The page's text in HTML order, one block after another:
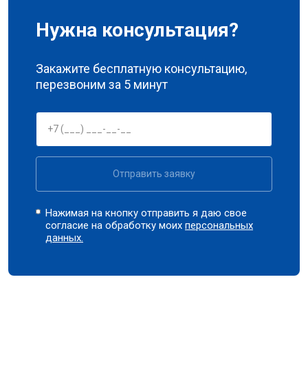
Нужна консультация?
Закажите бесплатную консультацию,
перезвоним за 5 минут
Отправить заявку
Нажимая на кнопку отправить я даю свое
согласие на обработку моихперсональных
данных.